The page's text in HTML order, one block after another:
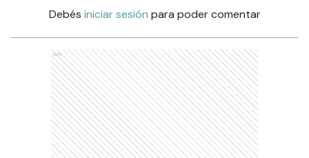
Debés iniciar sesión para poder comentar
Ads